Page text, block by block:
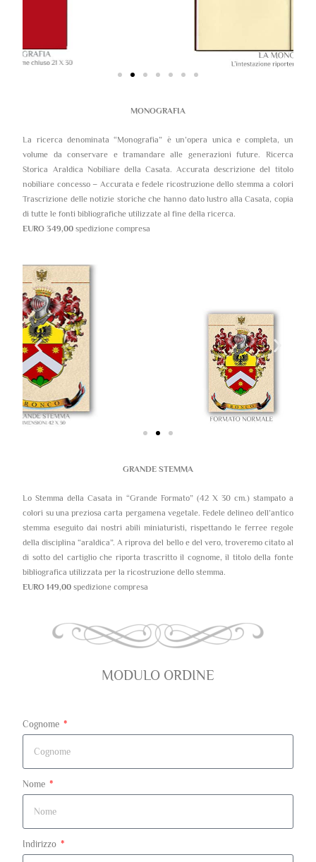
MONOGRAFIA
La ricerca denominata “Monografia” è un’opera unica e completa, un
volume da conservare e tramandare alle generazioni future. Ricerca
Storica Araldica Nobiliare della Casata. Accurata descrizione del titolo
nobiliare concesso – Accurata e fedele ricostruzione dello stemma a colori
Trascrizione delle notizie storiche che hanno dato lustro alla Casata, copia
di tutte le fonti bibliografiche utilizzate al fine della ricerca.
EURO 349,00 spedizione compresa
GRANDE STEMMA
Lo Stemma della Casata in “Grande Formato” (42 X 30 cm.) stampato a
colori su una preziosa carta pergamena vegetale. Fedele delineo dell’antico
stemma eseguito dai nostri abili miniaturisti, rispettando le ferree regole
della disciplina “araldica”. A riprova del bello e del vero, troveremo citato al
di sotto del cartiglio che riporta trascritto il cognome, il titolo della fonte
bibliografica utilizzata per la ricostruzione dello stemma.
EURO 149,00 spedizione compresa
MODULO ORDINE
Cognome
Nome
Indirizzo